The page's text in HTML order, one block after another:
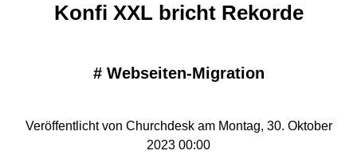
Konfi XXL bricht Rekorde
# Webseiten-Migration
Veröffentlicht von Churchdesk am Montag, 30. Oktober
2023 00:00